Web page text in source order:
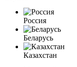
Россия
Беларусь
Казахстан